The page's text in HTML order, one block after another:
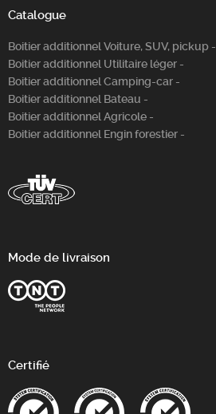
Catalogue
Boitier additionnel Voiture, SUV, pickup -
Boitier additionnel Utilitaire léger -
Boitier additionnel Camping-car -
Boitier additionnel Bateau -
Boitier additionnel Agricole -
Boitier additionnel Engin forestier -
Mode de livraison
Certifié